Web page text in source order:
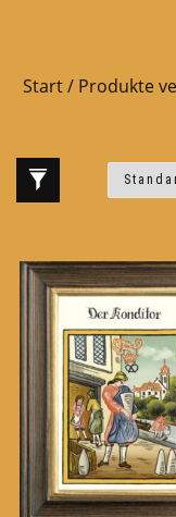
Start/ Produkte